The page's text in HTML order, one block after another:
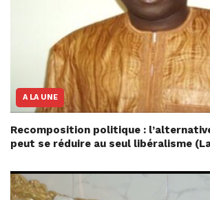
A LA UNE
Recomposition politique :
peut se réduire au seul libéralisme